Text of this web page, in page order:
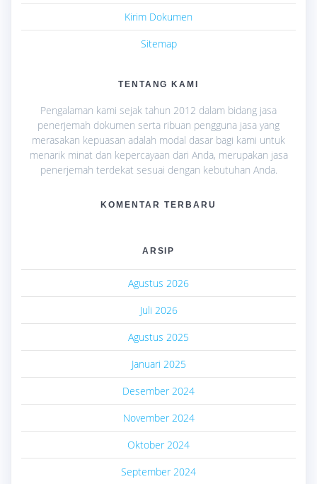
Kirim Dokumen
Sitemap
TENTANG KAMI
Pengalaman kami sejak tahun 2012 dalam bidang jasa
penerjemah dokumen serta ribuan pengguna jasa yang
merasakan kepuasan adalah modal dasar bagi kami untuk
menarik minat dan kepercayaan dari Anda, merupakan jasa
penerjemah terdekat sesuai dengan kebutuhan Anda.
KOMENTAR TERBARU
ARSIP
Agustus 2026
Juli 2026
Agustus 2025
Januari 2025
Desember 2024
November 2024
Oktober 2024
September 2024